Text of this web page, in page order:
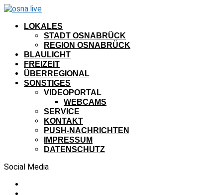
LOKALES
STADT OSNABRÜCK
REGION OSNABRÜCK
BLAULICHT
FREIZEIT
ÜBERREGIONAL
SONSTIGES
VIDEOPORTAL
WEBCAMS
SERVICE
KONTAKT
PUSH-NACHRICHTEN
IMPRESSUM
DATENSCHUTZ
Social Media